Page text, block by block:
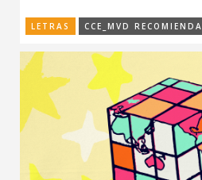
LETRAS CCE_MVD RECOMIENDA